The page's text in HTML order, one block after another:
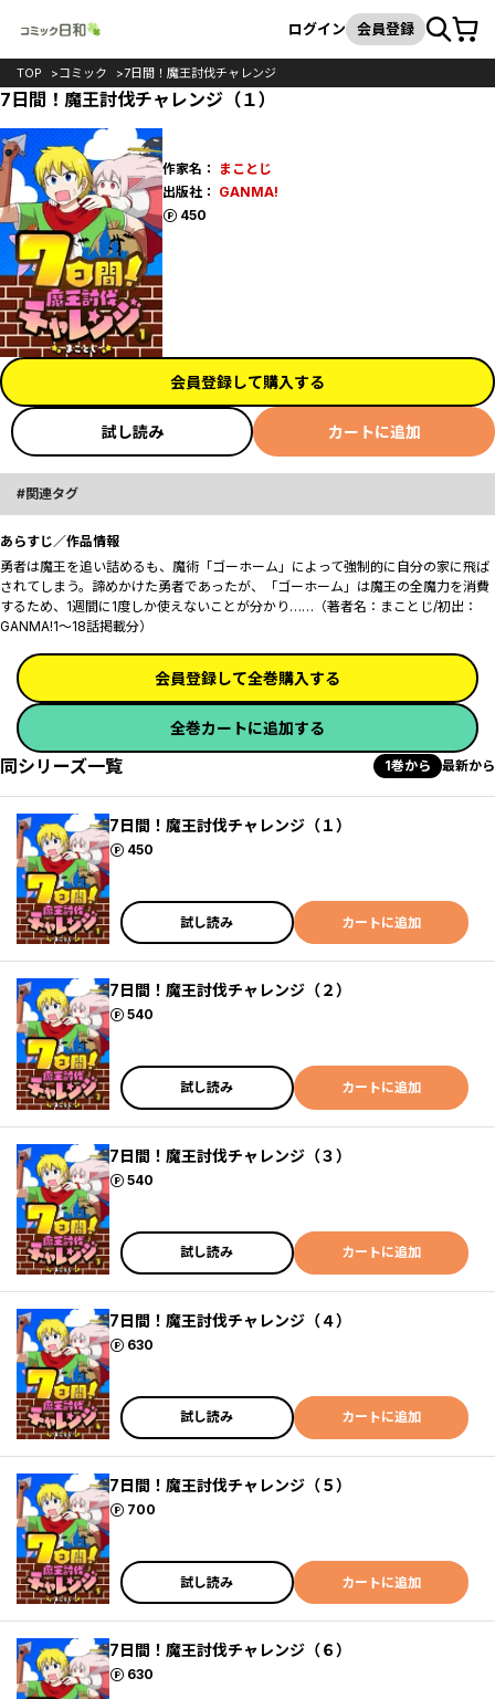
検索
ログイン 会員登録カート
TOP コミック 7日間！魔王討伐チャレンジ
7日間！魔王討伐チャレンジ（１）
作家名：
まことじ
出版社： GANMA!
450
ポイント
会員登録して購入する
試し読み カートに追加
関連タグ
あらすじ／作品情報
勇者は魔王を追い詰めるも、魔術「ゴーホーム」によって強制的に自分の家に飛ば
されてしまう。諦めかけた勇者であったが、「ゴーホーム」は魔王の全魔力を消費
するため、1週間に1度しか使えないことが分かり……（著者名：まことじ/初出：
GANMA!1～18話掲載分）
会員登録して全巻購入する
全巻カートに追加する
同シリーズ一覧 1巻から 最新から
7日間！魔王討伐チャレンジ（１）
450
ポイント
試し読み カートに追加
7日間！魔王討伐チャレンジ（２）
540
ポイント
試し読み カートに追加
7日間！魔王討伐チャレンジ（３）
540
ポイント
試し読み カートに追加
7日間！魔王討伐チャレンジ（４）
630
ポイント
試し読み カートに追加
7日間！魔王討伐チャレンジ（５）
700
ポイント
試し読み カートに追加
7日間！魔王討伐チャレンジ（６）
630
ポイント